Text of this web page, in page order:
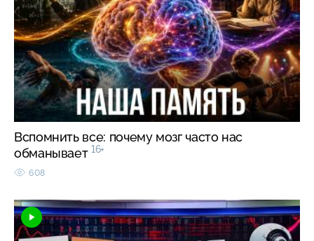
Вспомнить все: почему мозг часто нас
обманывает 16+
608